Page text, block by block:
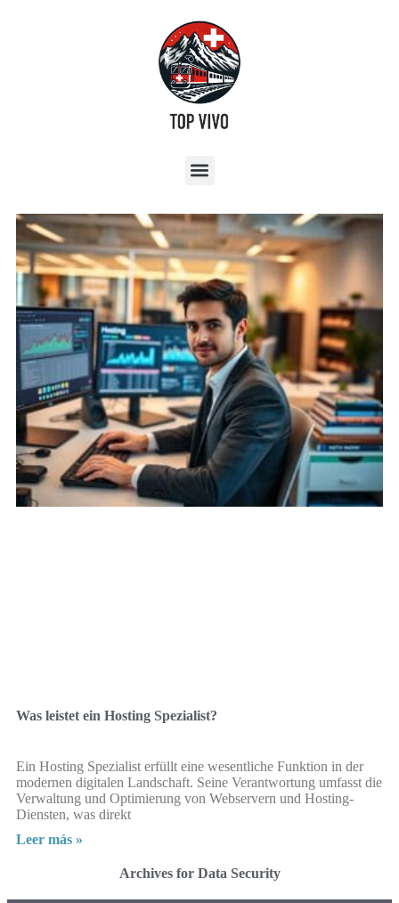
Was leistet ein Hosting Spezialist?
Ein Hosting Spezialist erfüllt eine wesentliche Funktion in der
modernen digitalen Landschaft. Seine Verantwortung umfasst die
Verwaltung und Optimierung von Webservern und Hosting-
Diensten, was direkt
Leer más »
Archives for Data Security